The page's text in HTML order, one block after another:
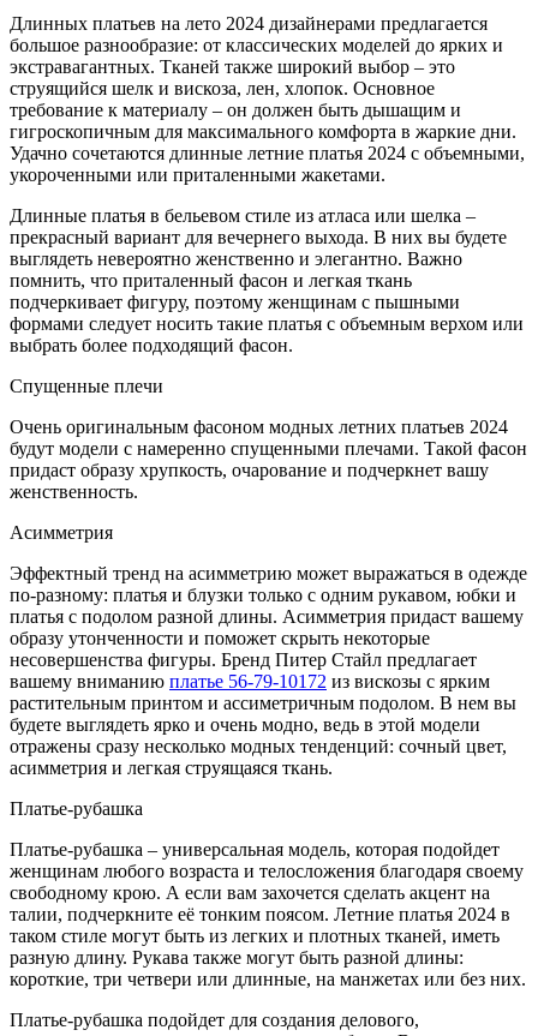
Длинных платьев на лето 2024 дизайнерами предлагается
большое разнообразие: от классических моделей до ярких и
экстравагантных. Тканей также широкий выбор – это
струящийся шелк и вискоза, лен, хлопок. Основное
требование к материалу – он должен быть дышащим и
гигроскопичным для максимального комфорта в жаркие дни.
Удачно сочетаются длинные летние платья 2024 с объемными,
укороченными или приталенными жакетами.
Длинные платья в бельевом стиле из атласа или шелка –
прекрасный вариант для вечернего выхода. В них вы будете
выглядеть невероятно женственно и элегантно. Важно
помнить, что приталенный фасон и легкая ткань
подчеркивает фигуру, поэтому женщинам с пышными
формами следует носить такие платья с объемным верхом или
выбрать более подходящий фасон.
Спущенные плечи
Очень оригинальным фасоном модных летних платьев 2024
будут модели с намеренно спущенными плечами. Такой фасон
придаст образу хрупкость, очарование и подчеркнет вашу
женственность.
Асимметрия
Эффектный тренд на асимметрию может выражаться в одежде
по-разному: платья и блузки только с одним рукавом, юбки и
платья с подолом разной длины. Асимметрия придаст вашему
образу утонченности и поможет скрыть некоторые
несовершенства фигуры. Бренд Питер Стайл предлагает
вашему вниманию платье 56-79-10172 из вискозы с ярким
растительным принтом и ассиметричным подолом. В нем вы
будете выглядеть ярко и очень модно, ведь в этой модели
отражены сразу несколько модных тенденций: сочный цвет,
асимметрия и легкая струящаяся ткань.
Платье-рубашка
Платье-рубашка – универсальная модель, которая подойдет
женщинам любого возраста и телосложения благодаря своему
свободному крою. А если вам захочется сделать акцент на
талии, подчеркните её тонким поясом. Летние платья 2024 в
таком стиле могут быть из легких и плотных тканей, иметь
разную длину. Рукава также могут быть разной длины:
короткие, три четвери или длинные, на манжетах или без них.
Платье-рубашка подойдет для создания делового,